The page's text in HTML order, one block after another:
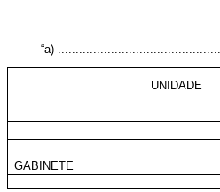
“a)
UNIDADE
GABINETE